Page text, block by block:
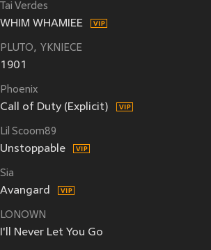
Tai Verdes
WHIM WHAMIEE
PLUTO YKNIECE
1901
Phoenix
Call of Duty (Explicit)
Lil Scoom89
Unstoppable
Sia
Avangard
LONOWN
I'll Never Let You Go